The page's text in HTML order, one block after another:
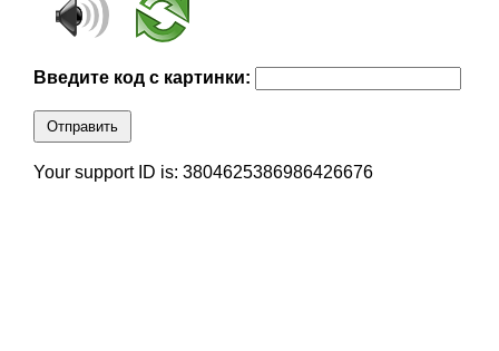
Введите код с картинки:
Отправить
Your support ID is: 3804625386986426676